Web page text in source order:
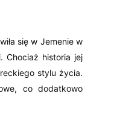
się w Jemenie w
Chociaż historia jej
stylu życia.
co dodatkowo